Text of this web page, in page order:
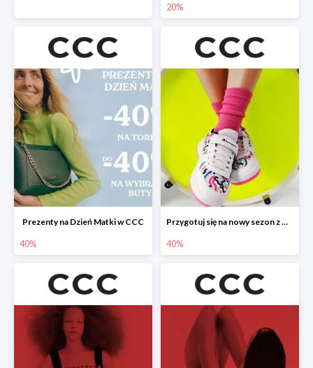
20%
Prezenty na Dzień Matki w CCC
40%
Przygotuj się na nowy sezon z CCC - druga para -40%
40%